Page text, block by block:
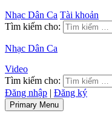
Nhạc Dân Ca Tài khoản
Tìm kiếm cho:
Nhạc Dân Ca
Video
Tìm kiếm cho:
Đăng nhập | Đăng ký
Primary Menu